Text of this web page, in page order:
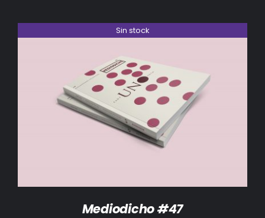
Sin stock
DETALLES
Mediodicho #47